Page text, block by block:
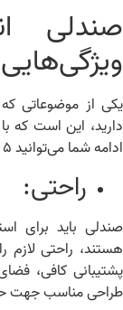
از موضوعاتی که
این است که
می‌توانید ۵ ویژگی یک صندلی انتظار خوب را مشاهده کنید.
راحتی:
باید برای
راحتی لازم
کافی، فضای
مناسب جهت